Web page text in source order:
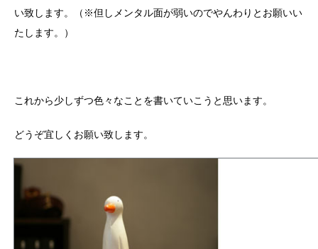
い致します。（※但しメンタル面が弱いのでやんわりとお願いい
たします。）
これから少しずつ色々なことを書いていこうと思います。
どうぞ宜しくお願い致します。